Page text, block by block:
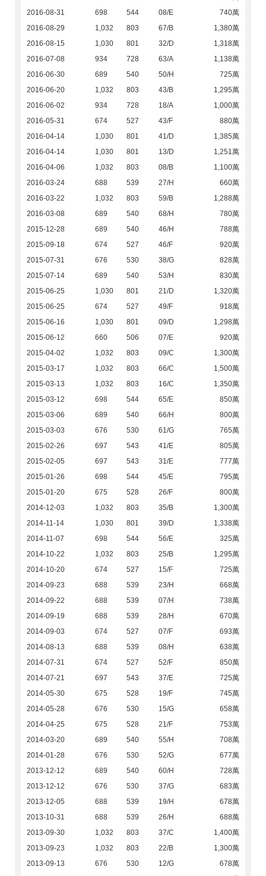
2016-08-31
698 544 08/E
740萬
2016-08-29
1,032 803 67/B
1,380萬
2016-08-15
1,030 801 32/D
1,318萬
2016-07-08
934 728 63/A
1,138萬
2016-06-30
689 540 50/H
725萬
2016-06-20
1,032 803 43/B
1,295萬
2016-06-02
934 728 18/A
1,000萬
2016-05-31
674 527 43/F
880萬
2016-04-14
1,030 801 41/D
1,385萬
2016-04-14
1,030 801 13/D
1,251萬
2016-04-06
1,032 803 08/B
1,100萬
2016-03-24
688 539 27/H
660萬
2016-03-22
1,032 803 59/B
1,288萬
2016-03-08
689 540 68/H
780萬
2015-12-28
689 540 46/H
788萬
2015-09-18
674 527 46/F
920萬
2015-07-31
676 530 38/G
828萬
2015-07-14
689 540 53/H
830萬
2015-06-25
1,030 801 21/D
1,320萬
2015-06-25
674 527 49/F
918萬
2015-06-16
1,030 801 09/D
1,298萬
2015-06-12
660 506 07/E
920萬
2015-04-02
1,032 803 09/C
1,300萬
2015-03-17
1,032 803 66/C
1,500萬
2015-03-13
1,032 803 16/C
1,350萬
2015-03-12
698 544 65/E
850萬
2015-03-06
689 540 66/H
800萬
2015-03-03
676 530 61/G
765萬
2015-02-26
697 543 41/E
805萬
2015-02-05
697 543 31/E
777萬
2015-01-26
698 544 45/E
795萬
2015-01-20
675 528 26/F
800萬
2014-12-03
1,032 803 35/B
1,300萬
2014-11-14
1,030 801 39/D
1,338萬
2014-11-07
698 544 56/E
325萬
2014-10-22
1,032 803 25/B
1,295萬
2014-10-20
674 527 15/F
725萬
2014-09-23
688 539 23/H
668萬
2014-09-22
688 539 07/H
738萬
2014-09-19
688 539 28/H
670萬
2014-09-03
674 527 07/F
693萬
2014-08-13
688 539 08/H
638萬
2014-07-31
674 527 52/F
850萬
2014-07-21
697 543 37/E
725萬
2014-05-30
675 528 19/F
745萬
2014-05-28
676 530 15/G
658萬
2014-04-25
675 528 21/F
753萬
2014-03-20
689 540 55/H
708萬
2014-01-28
676 530 52/G
677萬
2013-12-12
689 540 60/H
728萬
2013-12-12
676 530 37/G
683萬
2013-12-05
688 539 19/H
678萬
2013-10-31
688 539 26/H
688萬
2013-09-30
1,032 803 37/C
1,400萬
2013-09-23
1,032 803 22/B
1,300萬
2013-09-13
676 530 12/G
678萬